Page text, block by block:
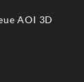
AOI 3D